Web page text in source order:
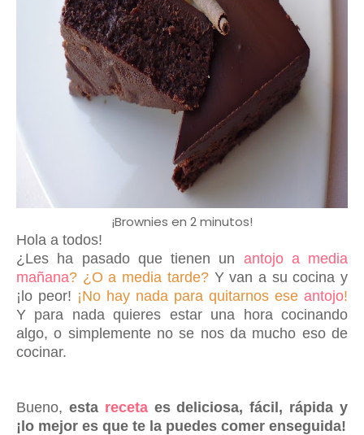
¡Brownies en 2 minutos!
Hola a todos!
¿Les ha pasado que tienen un antojo a media
mañana? ¿O a media tarde? Y van a su cocina y
¡lo peor! ¡No hay nada para quitarnos ese antojo!
Y para nada quieres estar una hora cocinando
algo, o simplemente no se nos da mucho eso de
cocinar.
Bueno, esta recetaes deliciosa, fácil, rápida y
¡lo mejor es que te la puedes comer enseguida!